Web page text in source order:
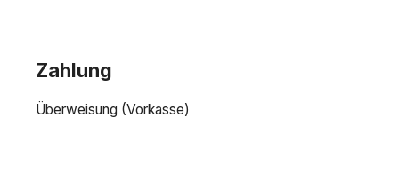
Zahlung
Überweisung (Vorkasse)